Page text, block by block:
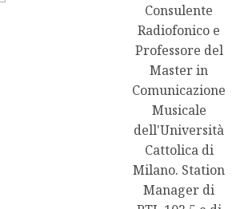
Consulente
Radiofonico e
Professore del
Master in
Comunicazione
Musicale
dell'Università
Cattolica di
Milano. Station
Manager di